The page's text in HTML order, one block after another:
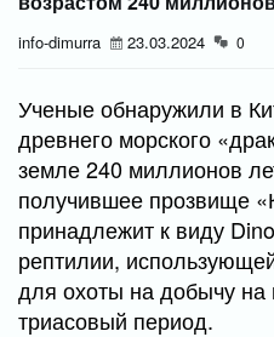
info-dimurra 23.03.2024 0
Ученые обнаружили в
древнего морского
земле 240 миллионов
получившее прозвище
принадлежит к виду
рептилии,
для охоты на добычу на
триасовый период.